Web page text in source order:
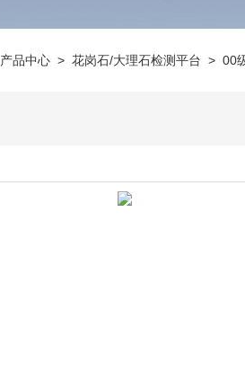
产品中心 > 花岗石/大理石检测平台 > 00